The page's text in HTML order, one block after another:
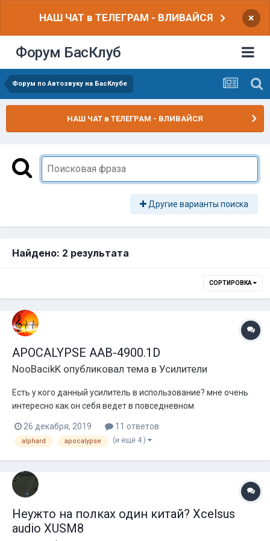
НАШ ЧАТ в ТЕЛЕГРАМ - ВЛИВАЙСЯ ×
Форум БасКлуб
Форум по Автозвуку на БасКлубе
НАШ ЧАТ в ТЕЛЕГРАМ - ВЛИВАЙСЯ
Другие варианты поиска
Найдено: 2 результата
СОРТИРОВКА
APOCALYPSE AAB-4900.1D
NooBacikK опубликовал тема в Усилители
Есть у кого данный усилитель в использование? мне очень
интересно как он себя ведет в повседневном
по моему еще не видел) , знаю что старые ААБы вполне
очень даже, а вот как новые собранные в Китае? Цена
довольно интересная и хотелось бы п...
26 декабря, 2019 11 ответов
alphard apocalypse (и ещё 4 )
Неужто на полках один китай? Xcelsus
audio XUSM8